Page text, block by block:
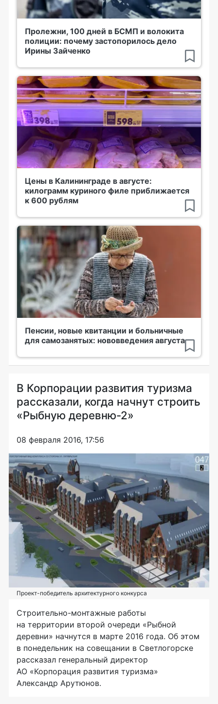
Пролежни, 100 дней в БСМП и волокита
полиции: почему застопорилось дело
Ирины Зайченко
Цены в Калининграде в августе:
килограмм куриного филе приближается
к 600 рублям
Пенсии, новые квитанции и больничные
для самозанятых: нововведения августа
В Корпорации развития туризма
рассказали, когда начнут строить
«Рыбную деревню-2»
08 февраля 2016, 17:56
Проект-победитель архитектурного конкурса
Строительно-монтажные работы
на территории второй очереди «Рыбной
деревни» начнутся в марте 2016 года. Об этом
в понедельник на совещании в Светлогорске
рассказал генеральный директор
АО «Корпорация развития туризма»
Александр Арутюнов.